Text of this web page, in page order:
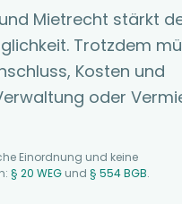
Mietrecht stärkt
Trotzdem
Kosten und
oder
Einordnung und keine
§ 20 WEG und § 554 BGB.